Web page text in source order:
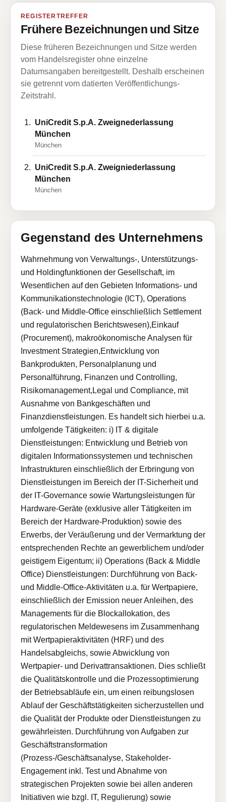
REGISTERTREFFER
Frühere Bezeichnungen und Sitze
Diese früheren Bezeichnungen und Sitze werden
vom Handelsregister ohne einzelne
Datumsangaben bereitgestellt. Deshalb erscheinen
sie getrennt vom datierten Veröffentlichungs-
Zeitstrahl.
UniCredit S.p.A. Zweignederlassung
München
München
UniCredit S.p.A. Zweigniederlassung
München
München
Gegenstand des Unternehmens
Wahrnehmung von Verwaltungs-, Unterstützungs-
und Holdingfunktionen der Gesellschaft, im
Wesentlichen auf den Gebieten Informations- und
Kommunikationstechnologie (ICT), Operations
(Back- und Middle-Office einschließlich Settlement
und regulatorischen Berichtswesen),Einkauf
(Procurement), makroökonomische Analysen für
Investment Strategien,Entwicklung von
Bankprodukten, Personalplanung und
Personalführung, Finanzen und Controlling,
Risikomanagement,Legal und Compliance, mit
Ausnahme von Bankgeschäften und
Finanzdienstleistungen. Es handelt sich hierbei u.a.
umfolgende Tätigkeiten: i) IT & digitale
Dienstleistungen: Entwicklung und Betrieb von
digitalen Informationssystemen und technischen
Infrastrukturen einschließlich der Erbringung von
Dienstleistungen im Bereich der IT-Sicherheit und
der IT-Governance sowie Wartungsleistungen für
Hardware-Geräte (exklusive aller Tätigkeiten im
Bereich der Hardware-Produktion) sowie des
Erwerbs, der Veräußerung und der Vermarktung der
entsprechenden Rechte an gewerblichem und/oder
geistigem Eigentum; ii) Operations (Back & Middle
Office) Dienstleistungen: Durchführung von Back-
und Middle-Office-Aktivitäten u.a. für Wertpapiere,
einschließlich der Emission neuer Anleihen, des
Managements für die Blockallokation, des
regulatorischen Meldewesens im Zusammenhang
mit Wertpapieraktivitäten (HRF) und des
Handelsabgleichs, sowie Abwicklung von
Wertpapier- und Derivattransaktionen. Dies schließt
die Qualitätskontrolle und die Prozessoptimierung
der Betriebsabläufe ein, um einen reibungslosen
Ablauf der Geschäftstätigkeiten sicherzustellen und
die Qualität der Produkte oder Dienstleistungen zu
gewährleisten. Durchführung von Aufgaben zur
Geschäftstransformation
(Prozess-/Geschäftsanalyse, Stakeholder-
Engagement inkl. Test und Abnahme von
strategischen Projekten sowie bei allen anderen
Initiativen wie bzgl. IT, Regulierung) sowie